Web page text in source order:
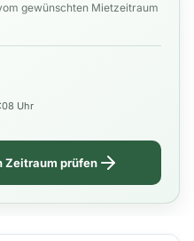
gewünschten Mietzeitraum
Uhr
Zeitraum prüfen